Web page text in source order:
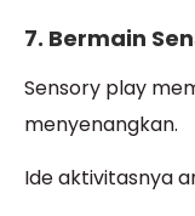
7. Bermain
Sensory play
menyenangkan.
Ide aktivitasnya